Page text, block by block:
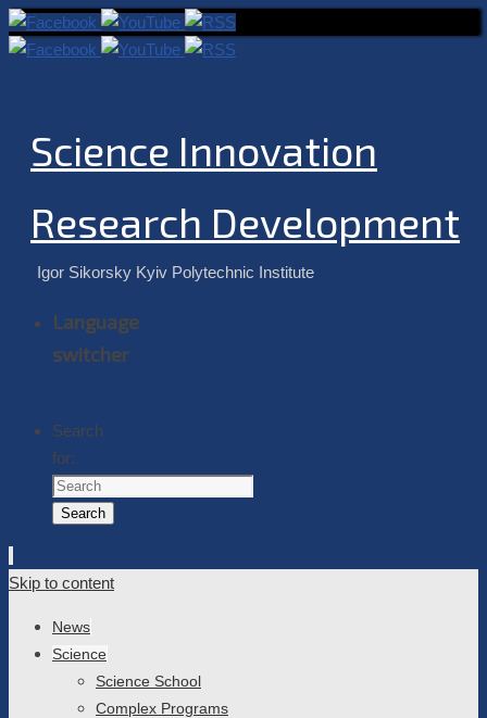
Science Innovation
Research Development
Igor Sikorsky Kyiv Polytechnic Institute
Language
switcher
Search
for:
Search
Skip to content
News
Science
Science School
Complex Programs